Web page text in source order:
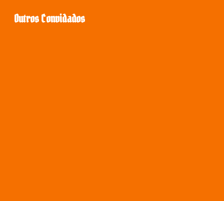
Outros Convidados